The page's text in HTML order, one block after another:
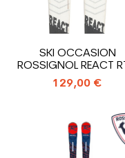
SKI OCCASION
ROSSIGNOL REACT
FIXATIONS
129,00 €